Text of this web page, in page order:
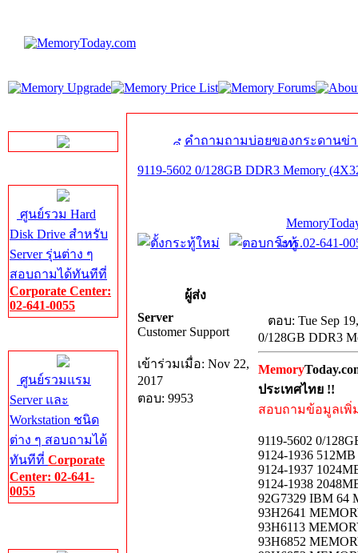
ศูนย์รวม Hard
Disk Drive สำหรับ
Server รุ่นต่าง ๆ
สอบถามได้ทันทีที่
Corporate Center:
02-641-0055
ศูนย์รวมแรม
Server และ
Workstation ชนิด
ต่าง ๆ สอบถามได้
ทันทีที่ Corporate
Center: 02-641-
0055
คำถามถามบ่อยของกระดานข่
9119-5602 0/128GB DDR3 Memory
โทร.02-641-
ผู้ส่ง
Server
Customer Support
เข้าร่วมเมื่อ: Nov 22,
2017
ตอบ: 9953
ตอบ: Tue Sep
0/128GB DDR3
Memory
ประเทศไทย !!
สอบถามข้อมูลเพิ่
9119-5602 0/
9124-1936
9124-1937
9124-1938
92G7329 IBM 64
93H2641
93H6113
93H6852